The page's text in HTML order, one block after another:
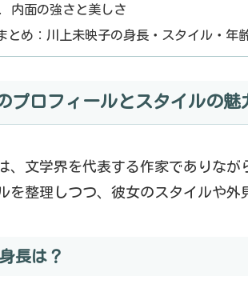
内面の強さと美しさ
とめ：川上未映子の身長・スタイル・年
プロフィールとスタイルの魅
、文学界を代表する作家でありな
を整理しつつ、彼女のスタイルや外
長は？